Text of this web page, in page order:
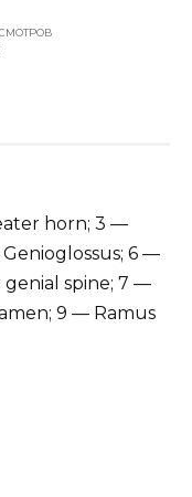
horn; 3 —
6 —
spine; 7 —
9 — Ramus